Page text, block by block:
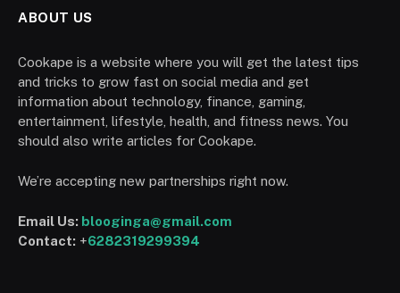
ABOUT US
Cookape is a website where you will get the latest tips
and tricks to grow fast on social media and get
information about technology, finance, gaming,
entertainment, lifestyle, health, and fitness news. You
should also write articles for Cookape.
We’re accepting new partnerships right now.
Email Us: blooginga@gmail.com
Contact: +6282319299394